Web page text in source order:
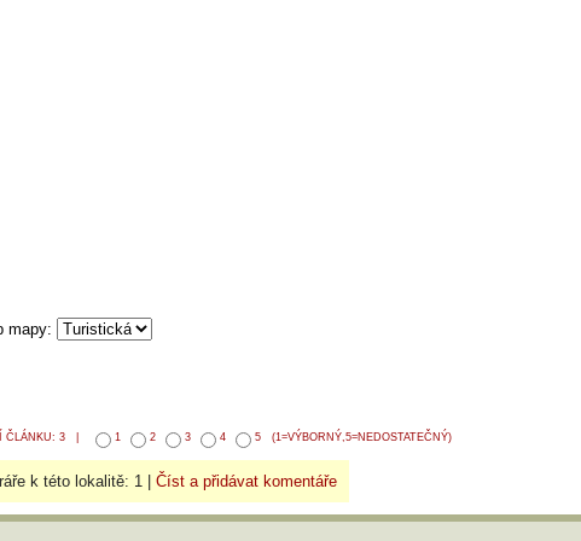
ČLÁNKU: 3 | 1 2 3 4 5 (1=VÝBORNÝ,5=NEDOSTATEČNÝ)
k této lokalitě: 1 | Číst a přidávat komentáře